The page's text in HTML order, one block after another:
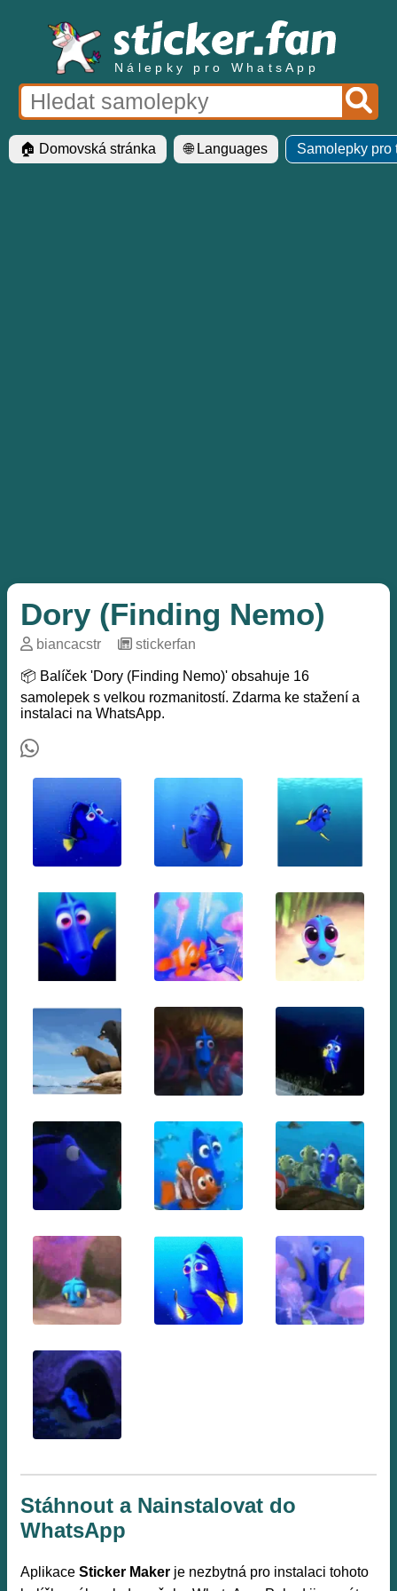
Nálepky pro WhatsApp
🏠 Domovská stránka 🌐 Languages Samolepky pro
Dory (Finding Nemo)
biancacstr stickerfan
📦 Balíček 'Dory (Finding Nemo)' obsahuje 16
samolepek s velkou rozmanitostí. Zdarma ke stažení a
instalaci na WhatsApp.
Stáhnout a Nainstalovat do
WhatsApp
Aplikace Sticker Maker je nezbytná pro instalaci tohoto